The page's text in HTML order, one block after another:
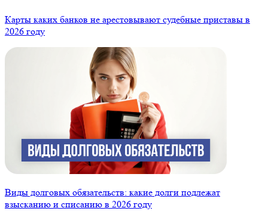
Карты каких банков не арестовывают судебные приставы в
2026 году
Виды долговых обязательств: какие долги подлежат
взысканию и списанию в 2026 году